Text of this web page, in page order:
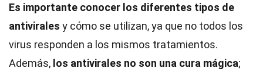
Es importante conocer los diferentes tipos de
antivirales y cómo se utilizan, ya que no todos los
virus responden a los mismos tratamientos.
Además, los antivirales no son una cura mágica;